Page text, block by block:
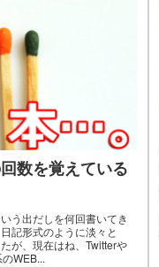
数を覚えている
う出だしを何回書いてき
記形式のように淡々と
が、現在はね、Twitterや
WEB...